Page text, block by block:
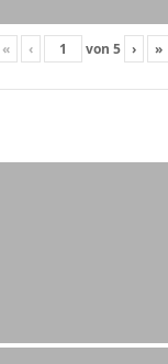
« ‹ von 5 › »